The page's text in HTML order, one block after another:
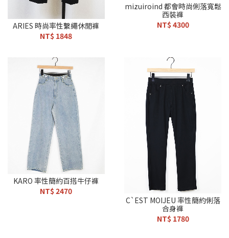
ARIES 時尚率性繫繩休閒褲
NT$ 1848
mizuiroind 都會時尚俐落寬鬆
西裝褲
NT$ 4300
KARO 率性簡約百搭牛仔褲
NT$ 2470
C`EST MOIJEU 率性簡約俐落
合身褲
NT$ 1780